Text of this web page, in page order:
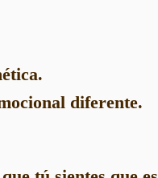
diferente.